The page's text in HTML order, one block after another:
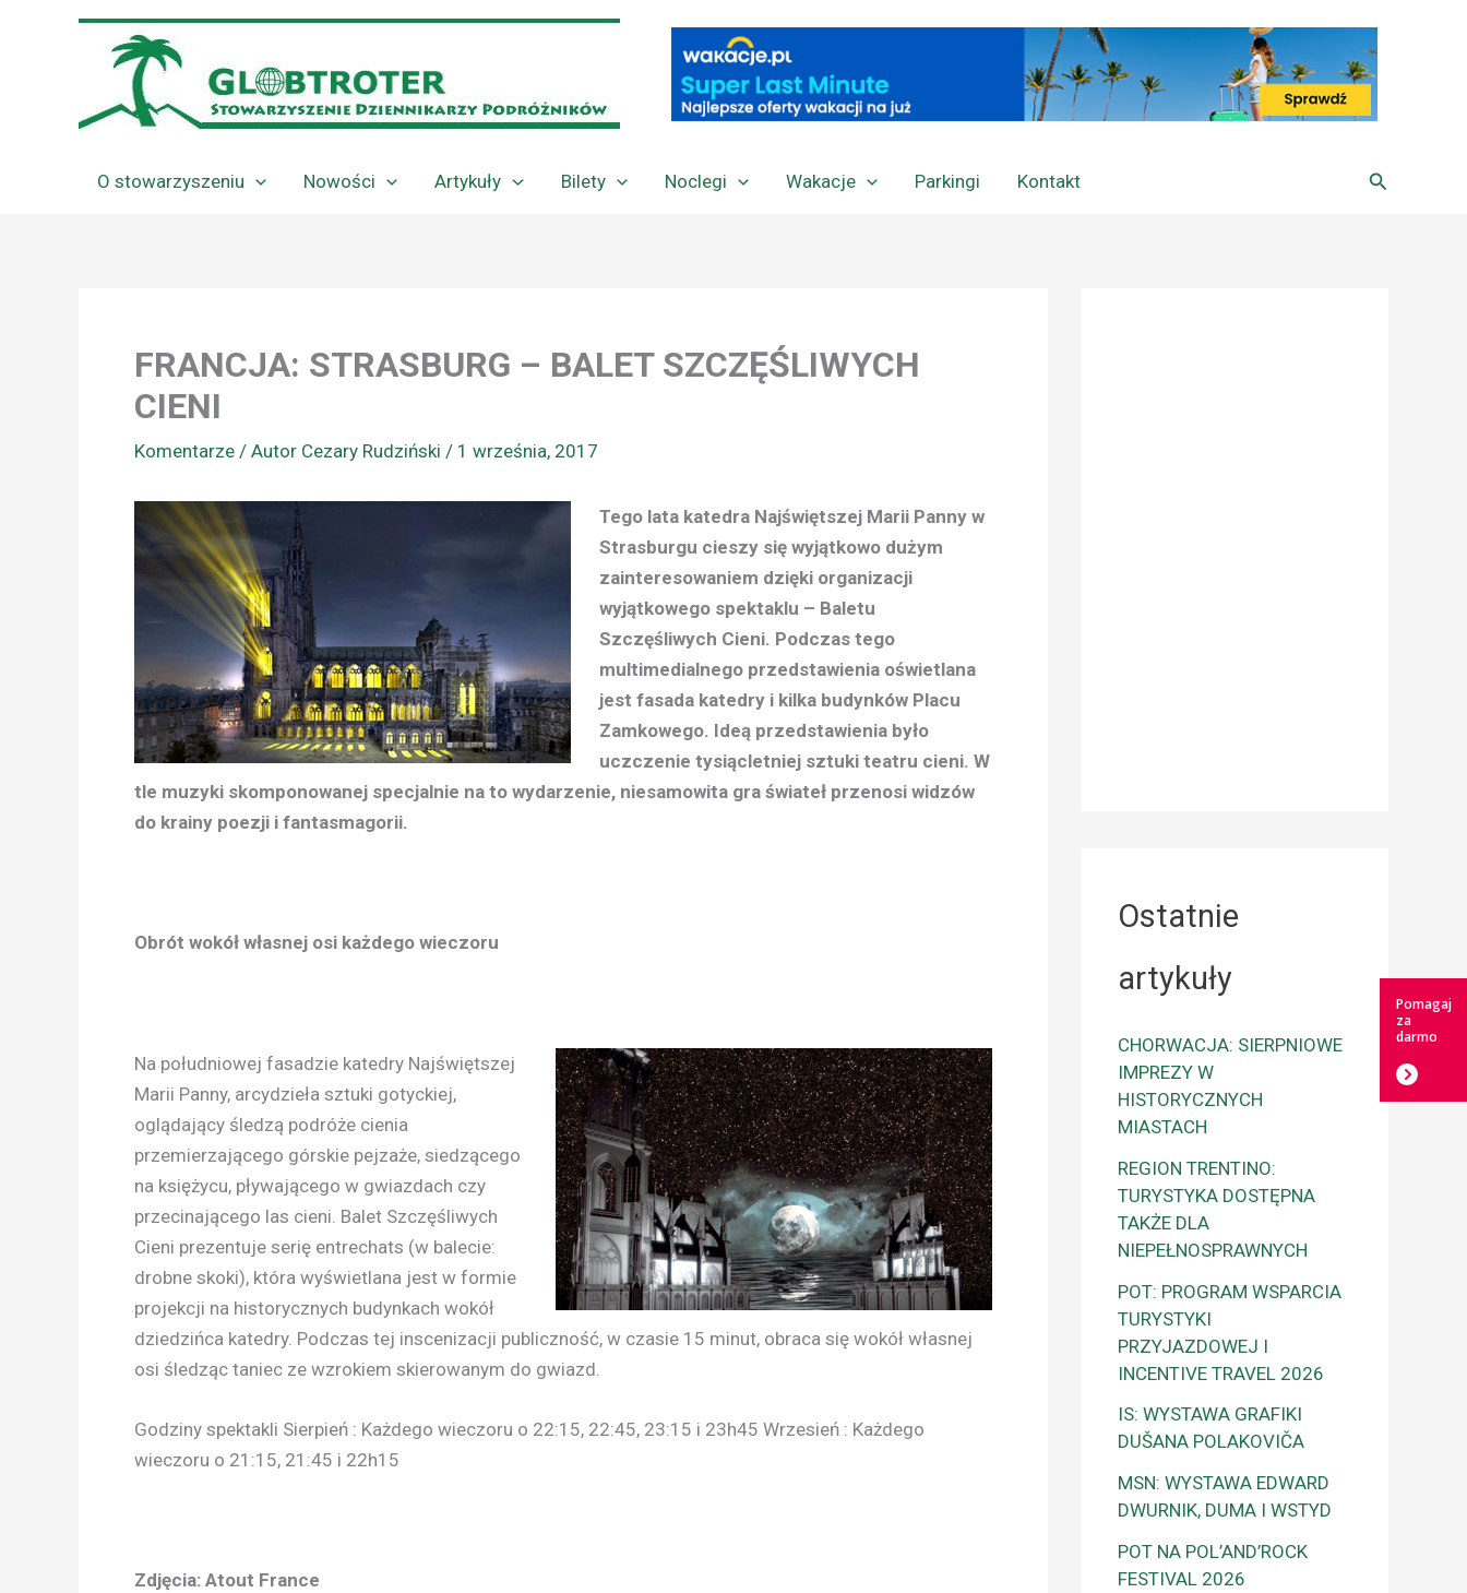
O stowarzyszeniu Nowości Artykuły Bilety Noclegi Wakacje Parkingi Kontakt Szukaj
FRANCJA: STRASBURG – BALET SZCZĘŚLIWYCH
CIENI
Komentarze / Autor Cezary Rudziński / 1 września, 2017
Tego lata katedra Najświętszej Marii Panny w
Strasburgu cieszy się wyjątkowo dużym
zainteresowaniem dzięki organizacji
wyjątkowego spektaklu – Baletu
Szczęśliwych Cieni. Podczas tego
multimedialnego przedstawienia oświetlana
jest fasada katedry i kilka budynków Placu
Zamkowego. Ideą przedstawienia było
uczczenie tysiącletniej sztuki teatru cieni. W
tle muzyki skomponowanej specjalnie na to wydarzenie, niesamowita gra świateł przenosi widzów
do krainy poezji i fantasmagorii.
Obrót wokół własnej osi każdego wieczoru
Na południowej fasadzie katedry Najświętszej
Marii Panny, arcydzieła sztuki gotyckiej,
oglądający śledzą podróże cienia
przemierzającego górskie pejzaże, siedzącego
na księżycu, pływającego w gwiazdach czy
przecinającego las cieni. Balet Szczęśliwych
Cieni prezentuje serię entrechats (w balecie:
drobne skoki), która wyświetlana jest w formie
projekcji na historycznych budynkach wokół
dziedzińca katedry. Podczas tej inscenizacji publiczność, w czasie 15 minut, obraca się wokół własnej
osi śledząc taniec ze wzrokiem skierowanym do gwiazd.
Godziny spektakli Sierpień : Każdego wieczoru o 22:15, 22:45, 23:15 i 23h45 Wrzesień : Każdego
wieczoru o 21:15, 21:45 i 22h15
Zdjęcia: Atout France
Ostatnie
artykuły
CHORWACJA: SIERPNIOWE
IMPREZY W
HISTORYCZNYCH
MIASTACH
REGION TRENTINO:
TURYSTYKA DOSTĘPNA
TAKŻE DLA
NIEPEŁNOSPRAWNYCH
POT: PROGRAM WSPARCIA
TURYSTYKI
PRZYJAZDOWEJ I
INCENTIVE TRAVEL 2026
IS: WYSTAWA GRAFIKI
DUŠANA POLAKOVIČA
MSN: WYSTAWA EDWARD
DWURNIK, DUMA I WSTYD
POT NA POL’AND’ROCK
FESTIVAL 2026
Pomagaj
za
darmo